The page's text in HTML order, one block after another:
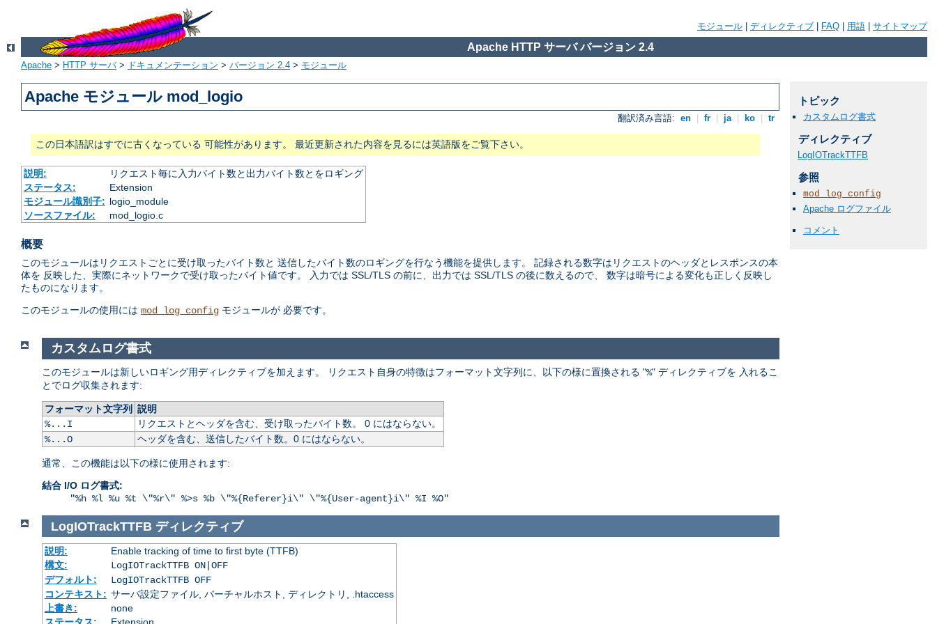
モジュール ディレクティブ FAQ 用語 サイトマップ
Apache HTTP サーバ バージョン 2.4
Apache > HTTP サーバ> ドキュメンテーション > バージョン 2.4 > モジュール
Apache モジュール mod_logio
翻訳済み言語: en fr ja ko tr
この日本語訳はすでに古くなっている 可能性があります。 最近更新された内容を見るには英語版をご覧下さい。
説明:
リクエスト毎に入力バイト数と出力バイト数とをロギング
ステータス:
Extension
モジュール識別子: logio_module
ソースファイル:
mod_logio.c
概要
このモジュールはリクエストごとに受け取ったバイト数と 送信したバイト数のロギングを行なう機能を提供します。 記録される数字はリクエストのヘッダとレスポンスの本
体を 反映した、実際にネットワークで受け取ったバイト値です。 入力では SSL/TLS の前に、出力では SSL/TLS の後に数えるので、 数字は暗号による変化も正しく反映し
たものになります。
このモジュールの使用には mod_log_config モジュールが 必要です。
トピック
カスタムログ書式
ディレクティブ
LogIOTrackTTFB
参照
mod_log_config
Apache ログファイル
コメント
カスタムログ書式
このモジュールは新しいロギング用ディレクティブを加えます。 リクエスト自身の特徴はフォーマット文字列に、以下の様に置換される "%" ディレクティブを 入れるこ
とでログ収集されます:
フォーマット文字列
説明
%...I
リクエストとヘッダを含む、受け取ったバイト数。 0 にはならない。
%...O
ヘッダを含む、送信したバイト数。0 にはならない。
通常、この機能は以下の様に使用されます:
結合 I/O ログ書式:
"%h %l %u %t \"%r\" %>s %b \"%{Referer}i\" \"%{User-agent}i\" %I %O"
LogIOTrackTTFB ディレクティブ
説明:
Enable tracking of time to first byte (TTFB)
構文:
LogIOTrackTTFB ON|OFF
デフォルト:
LogIOTrackTTFB OFF
コンテキスト: サーバ設定ファイル, バーチャルホスト, ディレクトリ, .htaccess
上書き:
none